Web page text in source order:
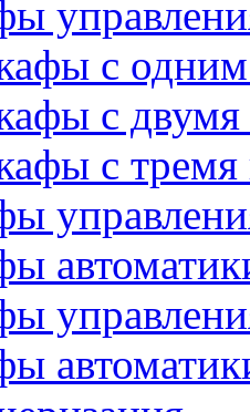
с одним
с двумя
с тремя